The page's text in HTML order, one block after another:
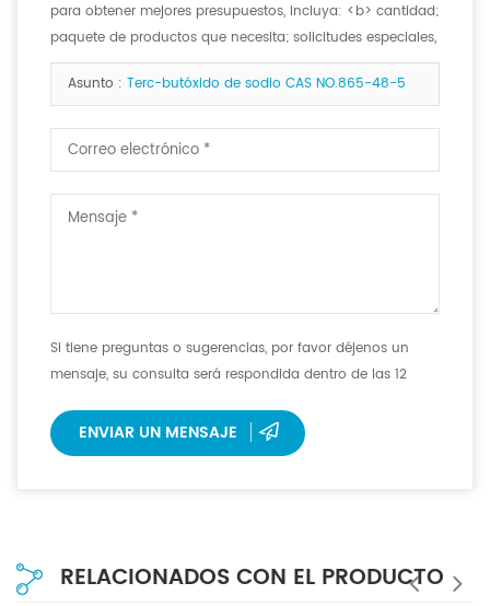
para obtener mejores presupuestos, incluya: <b> cantidad;
paquete de productos que necesita; solicitudes especiales,
si las hay. <b>
Asunto : Terc-butóxido de sodio CAS NO.865-48-5
Si tiene preguntas o sugerencias, por favor déjenos un
mensaje, su consulta será respondida dentro de las 12
ENVIAR UN MENSAJE
RELACIONADOS CON EL PRODUCTO